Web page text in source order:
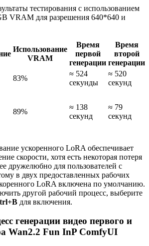
тестирования с использованием
VRAM для разрешения 640*640 и
Использование
VRAM
Время
первой
генерации
Время
второй
генерации
83%
≈ 524
секунды
≈ 520
секунд
89%
≈ 138
секунд
≈ 79
секунд
ускоренного LoRA обеспечивает
скорости, хотя есть некоторая потеря
дружелюбно для пользователей с
в двух предоставленных рабочих
LoRA включена по умолчанию.
другой рабочий процесс, выберите
для включения.
генерации видео первого и
Wan2.2 Fun InP ComfyUI